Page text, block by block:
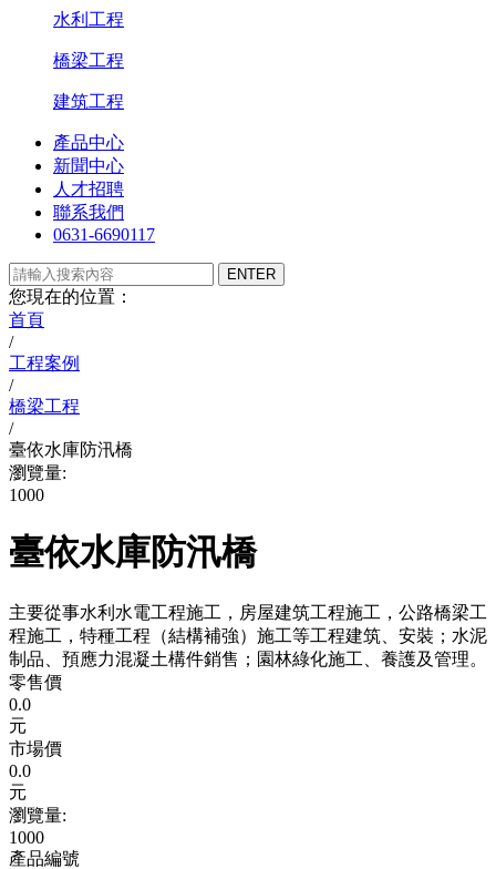
水利工程
橋梁工程
建筑工程
產品中心
新聞中心
人才招聘
聯系我們
0631-6690117
您現在的位置：
首頁
/
工程案例
/
橋梁工程
/
臺依水庫防汛橋
瀏覽量:
1000
臺依水庫防汛橋
主要從事水利水電工程施工，房屋建筑工程施工，公路橋梁工
程施工，特種工程（結構補強）施工等工程建筑、安裝；水泥
制品、預應力混凝土構件銷售；園林綠化施工、養護及管理。
零售價
0.0
元
市場價
0.0
元
瀏覽量:
1000
產品編號